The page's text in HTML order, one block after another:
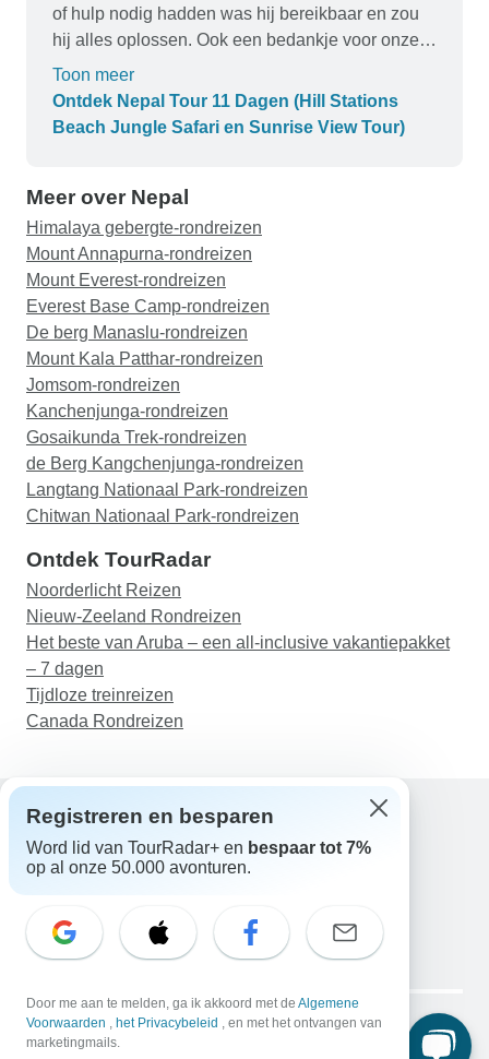
of hulp nodig hadden was hij bereikbaar en zou
hij alles oplossen. Ook een bedankje voor onze
gids Hari, die elke dag onvergetelijk maakte en
echt elke dag verder ging en ons flexibiliteit en
opties gaf om ervoor te zorgen dat we de beste
Toon meer
Ontdek Nepal Tour 11 Dagen (Hill Stations
Beach Jungle Safari en Sunrise View Tour)
Meer over Nepal
Himalaya gebergte-rondreizen
Mount Annapurna-rondreizen
Mount Everest-rondreizen
Everest Base Camp-rondreizen
De berg Manaslu-rondreizen
Mount Kala Patthar-rondreizen
Jomsom-rondreizen
Kanchenjunga-rondreizen
Gosaikunda Trek-rondreizen
de Berg Kangchenjunga-rondreizen
Langtang Nationaal Park-rondreizen
Chitwan Nationaal Park-rondreizen
Ontdek TourRadar
Noorderlicht Reizen
Nieuw-Zeeland Rondreizen
Het beste van Aruba – een all-inclusive vakantiepakket
– 7 dagen
Tijdloze treinreizen
Canada Rondreizen
Hulp
Neem contact met ons op
E-mail: support@tourradar.com
Taal selecteren
Copyright © TourRadar. Alle rechten voorbehouden.
Juridische kennisgeving Privacybeleid
Cookies
Registreren en besparen
Word lid van TourRadar+ en bespaar tot 7%
op al onze 50.000 avonturen.
Door me aan te melden, ga ik akkoord met de Algemene
Voorwaarden , het Privacybeleid , en met het ontvangen van
marketingmails.